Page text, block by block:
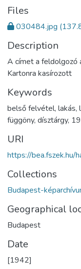
Files
030484.jpg
Description
A címet a feldolgozó
Kartonra kasírozott
Keywords
belső felvétel, lakás,
függöny, dísztárgy,
URI
https://
Collections
Budapest-
Geographical
Budapest
Date
[1942]